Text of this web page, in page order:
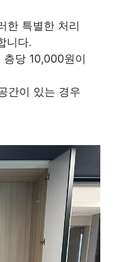
한 특별한 처리
니다.
층당 10,000원이
간이 있는 경우